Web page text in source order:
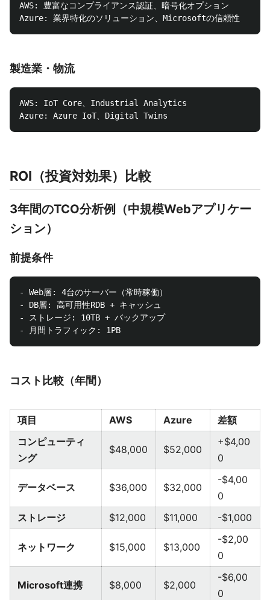
AWS: 豊富なコンプライアンス認証、暗号化オプション
製造業・物流
AWS: IoT Core、Industrial Analytics
ROI（投資対効果）比較
3年間のTCO分析例（中規模Webアプリケー
ション）
前提条件
- Web層: 4台のサーバー（常時稼働）
- DB層: 高可用性RDB + キャッシュ
- ストレージ: 10TB + バックアップ
コスト比較（年間）
項目 AWS Azure
差額
コンピューティ
ング
$48,000 $52,000
+$4,00
0
データベース $36,000 $32,000
-$4,00
0
ストレージ
$12,000 $11,000 -$1,000
ネットワーク $15,000 $13,000
-$2,00
0
Microsoft連携 $8,000 $2,000
-$6,00
0